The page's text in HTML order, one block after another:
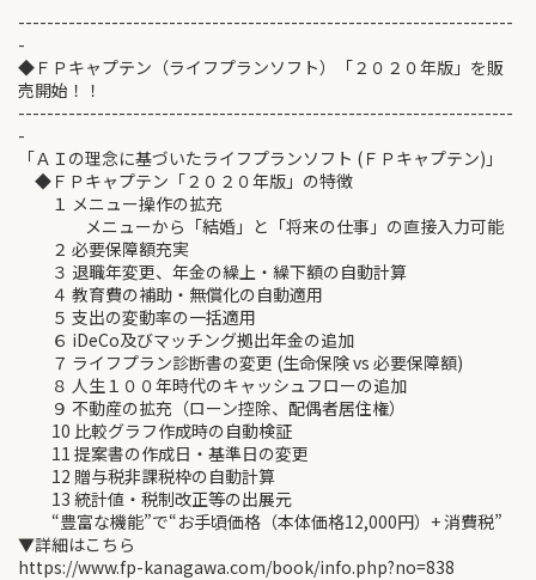
---------------------------------------------------------------------
-
◆ＦＰキャプテン（ライフプランソフト）「２０２０年版」を販
売開始！！
---------------------------------------------------------------------
-
「ＡＩの理念に基づいたライフプランソフト (ＦＰキャプテン)」
◆ＦＰキャプテン「２０２０年版」の特徴
１ メニュー操作の拡充
メニューから「結婚」と「将来の仕事」の直接入力可能
２ 必要保障額充実
３ 退職年変更、年金の繰上・繰下額の自動計算
４ 教育費の補助・無償化の自動適用
５ 支出の変動率の一括適用
６ iDeCo及びマッチング拠出年金の追加
７ ライフプラン診断書の変更 (生命保険 vs 必要保障額)
８ 人生１００年時代のキャッシュフローの追加
９ 不動産の拡充（ローン控除、配偶者居住権）
10 比較グラフ作成時の自動検証
11 提案書の作成日・基準日の変更
12 贈与税非課税枠の自動計算
13 統計値・税制改正等の出展元
“豊富な機能”で“お手頃価格（本体価格12,000円）+ 消費税”
▼詳細はこちら
https://www.fp-kanagawa.com/book/info.php?no=838